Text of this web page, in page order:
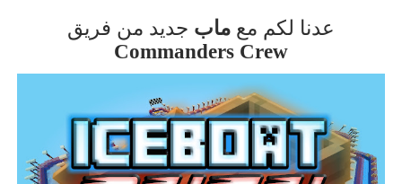
عدنا لكم مع ماب جديد من فريق
Commanders Crew